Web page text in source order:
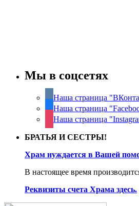
Мы в соцсетях
Наша страница
Наша страница
Наша страница
БРАТЬЯ И СЕСТРЫ!
Храм нуждается в Вашей
В настоящее время
Реквизиты счета Храма здесь.